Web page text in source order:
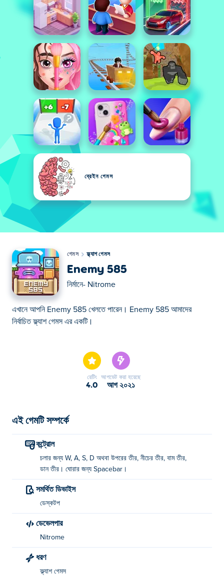
ব্রেইন গেমস
গেমস ফ্ল্যাশ গেমস
Enemy 585
নির্মানে- Nitrome
এখানে আপনি Enemy 585 খেলতে পারেন। Enemy 585 আমাদের
নির্বাচিত ফ্ল্যাশ গেমস এর একটি।
রেটিং
4.0
আপডেট করা হয়েছে
আগ ২০২১
এই গেমটি সম্পর্কে
কন্ট্রোল
চলার জন্য W, A, S, D অথবা উপরের তীর, নীচের তীর, বাম তীর,
ডান তীর। ঘোরার জন্য Spacebar।
সমর্থিত ডিভাইস
ডেস্কটপ
ডেভেলপার
Nitrome
ধরণ
ফ্ল্যাশ গেমস